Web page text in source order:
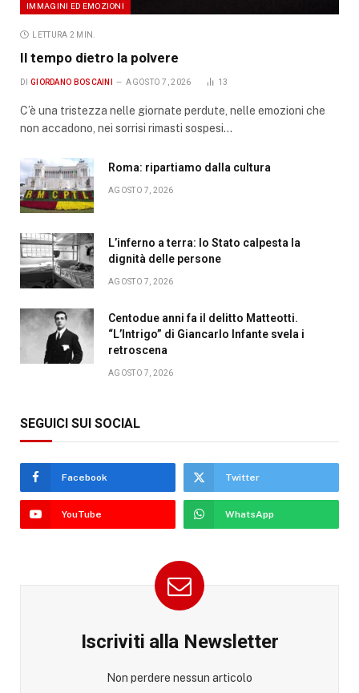
IMMAGINI ED EMOZIONI
LETTURA 2 MIN.
Il tempo dietro la polvere
DI GIORDANO BOSCAINI AGOSTO 7, 2026 13
C’è una tristezza nelle giornate perdute, nelle emozioni che
non accadono, nei sorrisi rimasti sospesi…
Roma: ripartiamo dalla cultura
AGOSTO 7, 2026
L’inferno a terra: lo Stato calpesta la
dignità delle persone
AGOSTO 7, 2026
Centodue anni fa il delitto Matteotti.
“L’Intrigo” di Giancarlo Infante svela i
retroscena
AGOSTO 7, 2026
SEGUICI SUI SOCIAL
Facebook Twitter
YouTube WhatsApp
Iscriviti alla Newsletter
Non perdere nessun articolo